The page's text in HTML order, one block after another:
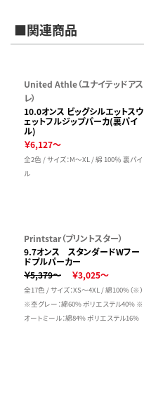
■関連商品
United Athle（ユナイテッドアス
レ）
10.0オンス ビッグシルエットスウ
ェットフルジップパーカ(裏パイ
ル)
￥6,127～
全2色 / サイズ：M～XL / 綿 100％ 裏パイ
ル
Printstar（プリントスター）
9.7オンス スタンダードWフー
ドプルパーカー
￥5,379～
￥3,025～
全17色 / サイズ：XS～4XL / 綿100%（※）
※杢グレー：綿60% ポリエステル40% ※
オートミール：綿84% ポリエステル16%